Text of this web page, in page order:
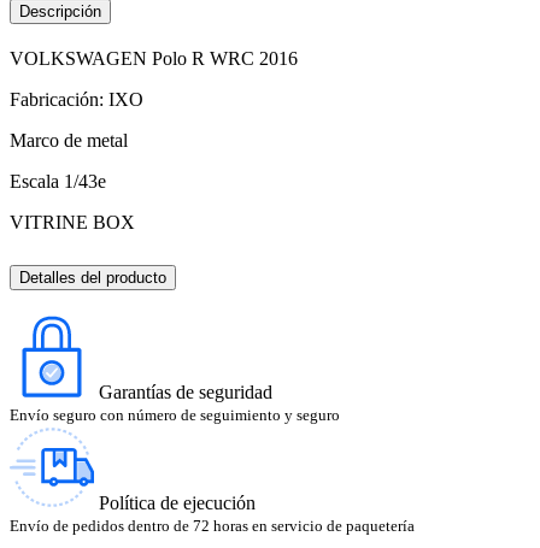
Descripción
VOLKSWAGEN Polo R WRC 2016
Fabricación: IXO
Marco de metal
Escala 1/43e
VITRINE BOX
Detalles del producto
Garantías de seguridad
Envío seguro con número de seguimiento y seguro
Política de ejecución
Envío de pedidos dentro de 72 horas en servicio de paquetería